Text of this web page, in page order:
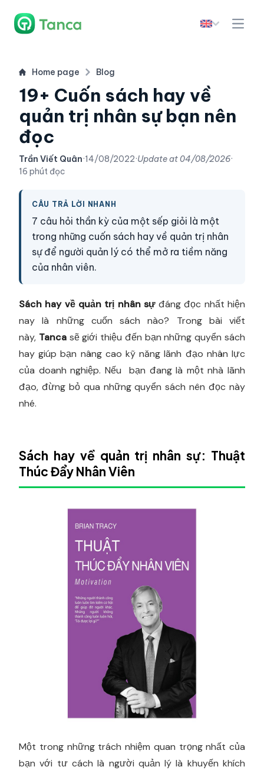
Home page Blog
19+ Cuốn sách hay về
quản trị nhân sự bạn nên
đọc
Trần Viết Quân·14/08/2022·Update at04/08/2026·
16 phút đọc
CÂU TRẢ LỜI NHANH
7 câu hỏi thần kỳ của một sếp giỏi là một
trong những cuốn sách hay về quản trị nhân
sự để người quản lý có thể mở ra tiềm năng
của nhân viên.
Sách hay về quản trị nhân sựđáng đọc nhất hiện
nay là những cuốn sách nào? Trong bài viết
này, Tancasẽ giới thiệu đến bạn những quyển sách
hay giúp bạn nâng cao kỹ năng lãnh đạo nhân lực
của doanh nghiệp. Nếu bạn đang là một nhà lãnh
đạo, đừng bỏ qua những quyển sách nên đọc này
nhé.
Sách hay về quản trị nhân sự: Thuật
Thúc Đẩy Nhân Viên
Một trong những trách nhiệm quan trọng nhất của
bạn với tư cách là người quản lý là khuyến khích